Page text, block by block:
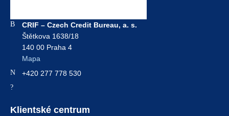
Address:
CRIF – Czech Credit Bureau, a. s.
Štětkova 1638/18
140 00 Praha 4
Mapa
+420 277 778 530
Klientské centrum